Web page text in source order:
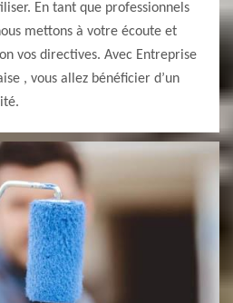
En tant que professionnels
mettons à votre écoute et
vos directives. Avec Entreprise
, vous allez bénéficier d’un